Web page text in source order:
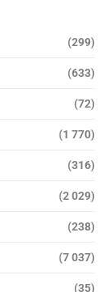
(299)
(633)
(72)
(1 770)
(316)
(2 029)
(238)
(7 037)
(35)